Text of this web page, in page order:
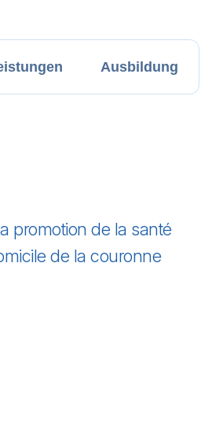
Ausbildung
promotion de la santé
de la couronne